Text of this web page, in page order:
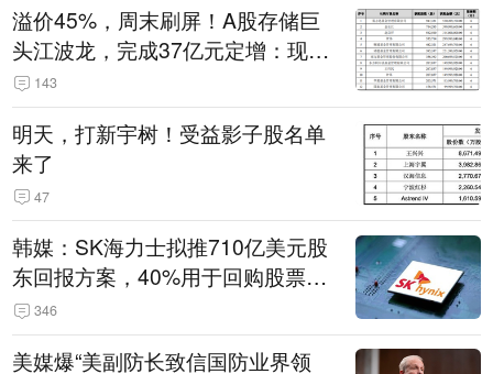
溢价45%，周末刷屏！A股存储巨
头江波龙，完成37亿元定增：现价
386.6元，定增价560元
143
明天，打新宇树！受益影子股名单
来了
47
韩媒：SK海力士拟推710亿美元股
东回报方案，40%用于回购股票，
相当于美股发行规模
346
美媒爆“美副防长致信国防业界领